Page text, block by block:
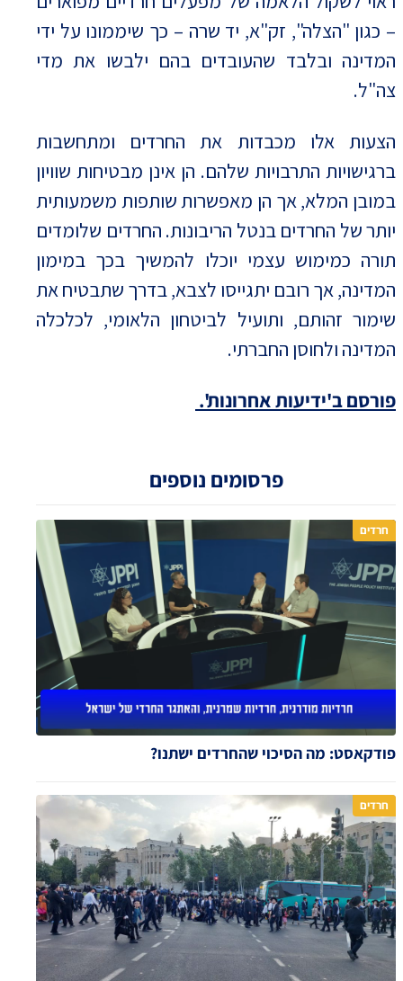
פרסומים נוספים
חרדים
פודקאסט: מה הסיכוי שהחרדים ישתנו?
חרדים
– כגון "הצלה", זק"א, יד שרה – כך שיממונו על ידי
המדינה ובלבד שהעובדים בהם ילבשו את מדי
צה"ל.
הצעות אלו מכבדות את החרדים ומתחשבות
ברגישויות התרבויות שלהם. הן אינן מבטיחות שוויון
במובן המלא, אך הן מאפשרות שותפות משמעותית
יותר של החרדים בנטל הריבונות. החרדים שלומדים
תורה כמימוש עצמי יוכלו להמשיך בכך במימון
המדינה, אך רובם יתגייסו לצבא, בדרך שתבטיח את
שימור זהותם, ותועיל לביטחון הלאומי, לכלכלה
המדינה ולחוסן החברתי.
פורסם ב'ידיעות אחרונות'.